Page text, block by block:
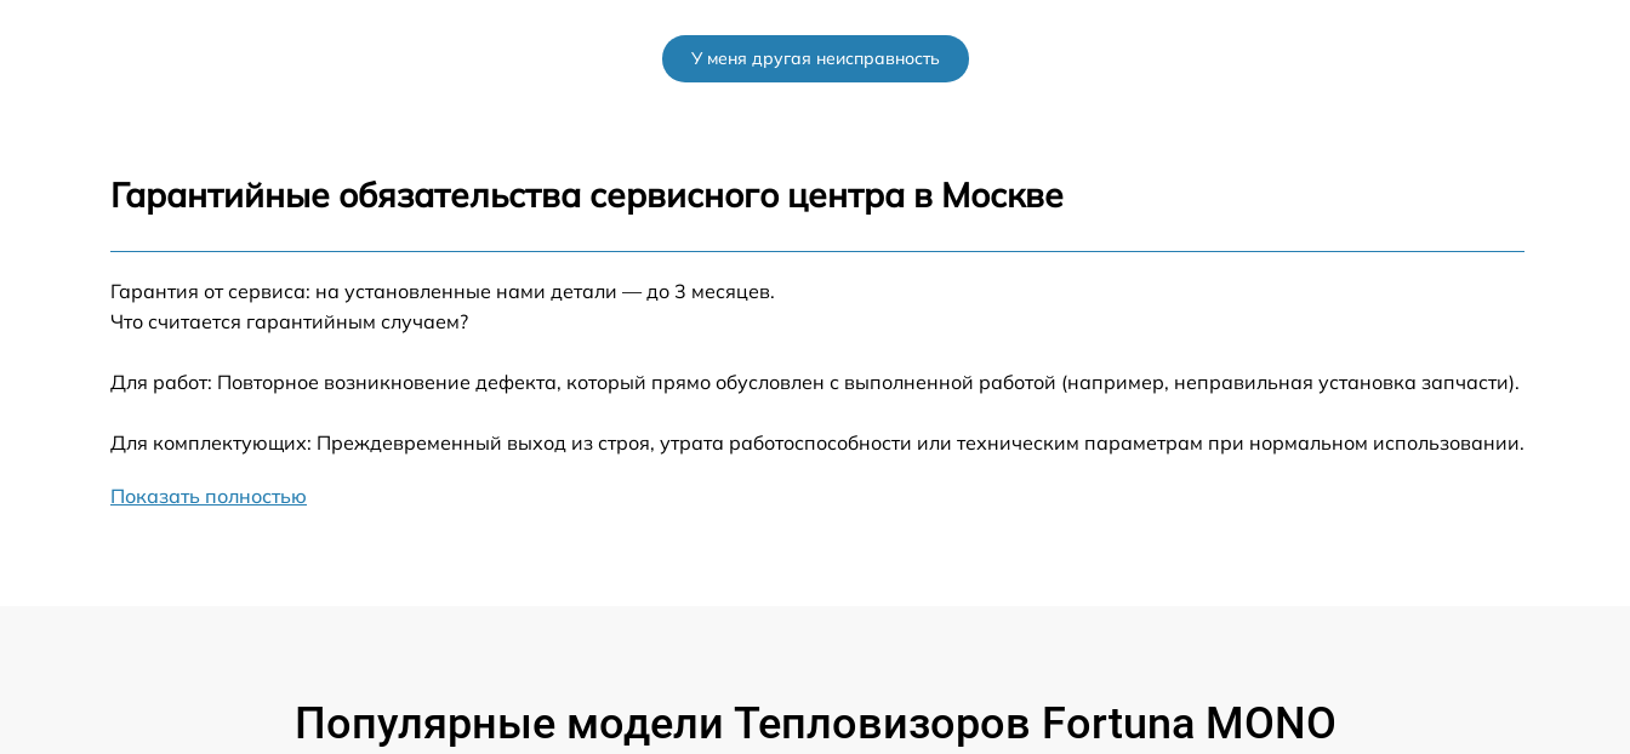
от 60 мин
Ремонт встроенного дальнометра и
других устройств
Замена микросхемы логики от 60 мин 450 р
Замена ключей управления от 60 мин 590 р
Замена аккумулятора от 60 мин 700 р
У меня другая неисправность
Гарантийные обязательства сервисного центра в Москве
Гарантия от сервиса: на установленные нами детали — до 3 месяцев.
Что считается гарантийным случаем?
Для работ: Повторное возникновение дефекта, который прямо обусловлен с выполненной работой (например, неправильная установка запчасти).
Для комплектующих: Преждевременный выход из строя, утрата работоспособности или техническим параметрам при нормальном использовании.
Показать полностью
Популярные модели Тепловизоров Fortuna MONO